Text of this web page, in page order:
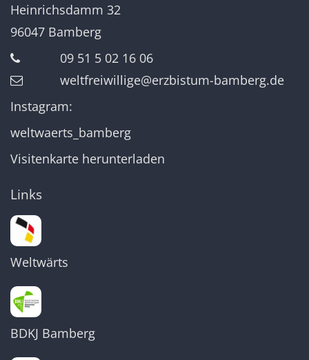
Heinrichsdamm 32
96047 Bamberg
09 51 5 02 16 06
weltfreiwillige@erzbistum-bamberg.de
Instagram:
weltwaerts_bamberg
Visitenkarte herunterladen
Links
Weltwärts
BDKJ Bamberg